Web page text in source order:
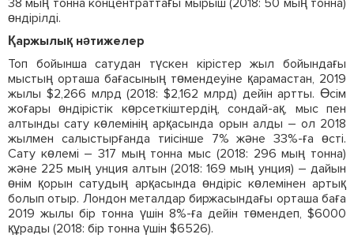
38 мың тонна концентраттағы мырыш (2018: 50 мың тонна)
өндірілді.
Қаржылық нәтижелер
Топ бойынша сатудан түскен кірістер жыл бойындағы
мыстың орташа бағасының төмендеуіне қарамастан, 2019
жылы $2,266 млрд (2018: $2,162 млрд) дейін артты. Өсім
жоғары өндірістік көрсеткіштердің, сондай-ақ, мыс пен
алтынды сату көлемінің арқасында орын алды – ол 2018
жылмен салыстырғанда тиісінше 7% және 33%-ға өсті.
Сату көлемі – 317 мың тонна мыс (2018: 296 мың тонна)
және 225 мың унция алтын (2018: 169 мың унция) – дайын
өнім қорын сатудың арқасында өндіріс көлемінен артық
болып отыр. Лондон металдар биржасындағы орташа баға
2019 жылы бір тонна үшін 8%-ға дейін төмендеп, $6000
құрады (2018: бір тонна үшін $6526).